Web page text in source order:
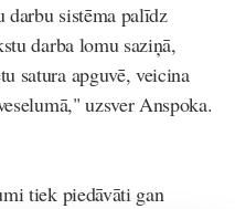
sistēma palīdz
darba lomu saziņā,
satura apguvē, veicina
uzsver Anspoka.
tiek piedāvāti gan